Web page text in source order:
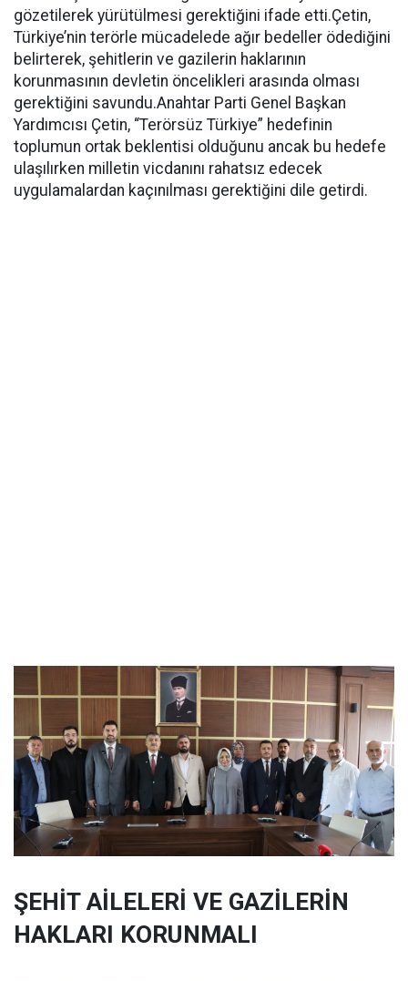
gözetilerek yürütülmesi gerektiğini ifade etti.Çetin,
Türkiye’nin terörle mücadelede ağır bedeller ödediğini
belirterek, şehitlerin ve gazilerin haklarının
korunmasının devletin öncelikleri arasında olması
gerektiğini savundu.Anahtar Parti Genel Başkan
Yardımcısı Çetin, “Terörsüz Türkiye” hedefinin
toplumun ortak beklentisi olduğunu ancak bu hedefe
ulaşılırken milletin vicdanını rahatsız edecek
uygulamalardan kaçınılması gerektiğini dile getirdi.
ŞEHİT AİLELERİ VE GAZİLERİN
HAKLARI KORUNMALI